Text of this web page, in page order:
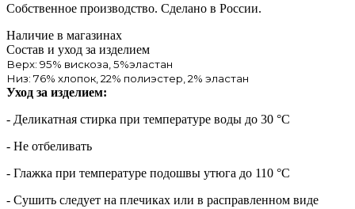
Собственное производство. Сделано в России.
Наличие в магазинах
Состав и уход за изделием
Верх: 95% вискоза, 5%эластан
Низ: 76% хлопок, 22% полиэстер, 2% эластан
Уход за изделием:
- Деликатная стирка при температуре воды до 30 °C
- Не отбеливать
- Глажка при температуре подошвы утюга до 110 °C
- Сушить следует на плечиках или в расправленном виде